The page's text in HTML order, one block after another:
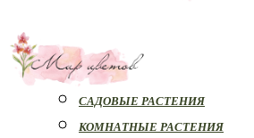
РАСТЕНИЯ
САДОВЫЕ РАСТЕНИЯ
КОМНАТНЫЕ РАСТЕНИЯ